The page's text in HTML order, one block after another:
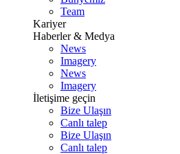
Team
Kariyer
Haberler & Medya
News
Imagery
News
Imagery
İletişime geçin
Bize Ulaşın
Canlı talep
Bize Ulaşın
Canlı talep